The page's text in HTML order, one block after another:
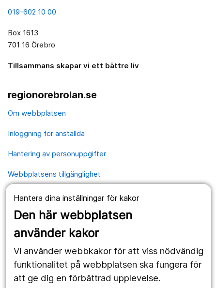
Hantera dina inställningar för kakor
Den här webbplatsen
använder kakor
Vi använder webbkakor för att viss nödvändig
funktionalitet på webbplatsen ska fungera för
att ge dig en förbättrad upplevelse.
019-602 10 00
Box 1613
701 16 Örebro
Tillsammans skapar vi ett bättre liv
regionorebrolan.se
Om webbplatsen
Inloggning för anställda
Hantering av personuppgifter
Webbplatsens tillgänglighet
Våra webbplatser
1177.se
Region Örebro län